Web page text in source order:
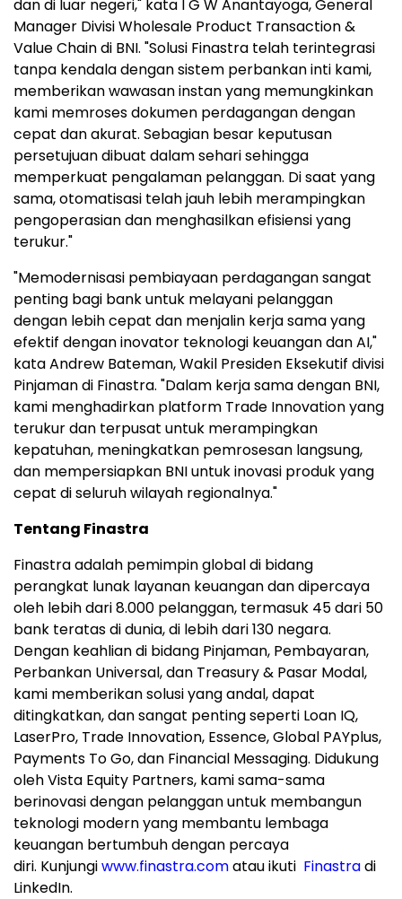
dan di luar negeri," kata I G W Anantayoga, General
Manager Divisi Wholesale Product Transaction &
Value Chain di BNI. "Solusi Finastra telah terintegrasi
tanpa kendala dengan sistem perbankan inti kami,
memberikan wawasan instan yang memungkinkan
kami memroses dokumen perdagangan dengan
cepat dan akurat. Sebagian besar keputusan
persetujuan dibuat dalam sehari sehingga
memperkuat pengalaman pelanggan. Di saat yang
sama, otomatisasi telah jauh lebih merampingkan
pengoperasian dan menghasilkan efisiensi yang
terukur."
"Memodernisasi pembiayaan perdagangan sangat
penting bagi bank untuk melayani pelanggan
dengan lebih cepat dan menjalin kerja sama yang
efektif dengan inovator teknologi keuangan dan AI,"
kata Andrew Bateman, Wakil Presiden Eksekutif divisi
Pinjaman di Finastra. "Dalam kerja sama dengan BNI,
kami menghadirkan platform Trade Innovation yang
terukur dan terpusat untuk merampingkan
kepatuhan, meningkatkan pemrosesan langsung,
dan mempersiapkan BNI untuk inovasi produk yang
cepat di seluruh wilayah regionalnya."
Tentang Finastra
Finastra adalah pemimpin global di bidang
perangkat lunak layanan keuangan dan dipercaya
oleh lebih dari 8.000 pelanggan, termasuk 45 dari 50
bank teratas di dunia, di lebih dari 130 negara.
Dengan keahlian di bidang Pinjaman, Pembayaran,
Perbankan Universal, dan Treasury & Pasar Modal,
kami memberikan solusi yang andal, dapat
ditingkatkan, dan sangat penting seperti Loan IQ,
LaserPro, Trade Innovation, Essence, Global PAYplus,
Payments To Go, dan Financial Messaging. Didukung
oleh Vista Equity Partners, kami sama-sama
berinovasi dengan pelanggan untuk membangun
teknologi modern yang membantu lembaga
keuangan bertumbuh dengan percaya
diri. Kunjungiwww.finastra.comatau ikuti Finastradi
LinkedIn.